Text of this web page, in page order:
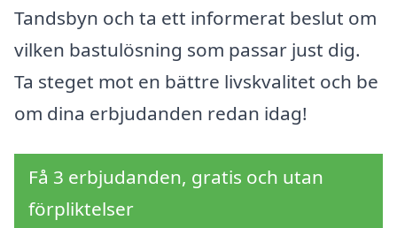
Tandsbyn och ta ett informerat beslut om
vilken bastulösning som passar just dig.
Ta steget mot en bättre livskvalitet och be
om dina erbjudanden redan idag!
Få 3 erbjudanden, gratis och utan
förpliktelser